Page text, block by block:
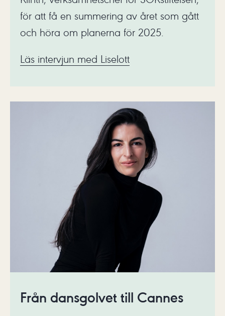
för att få en summering av året som gått
och höra om planerna för 2025.
Läs intervjun med Liselott
Från dansgolvet till Cannes